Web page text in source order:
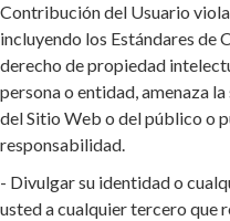
Contribución del Usuario
incluyendo los Estándares de
derecho de propiedad
persona o entidad, amenaza
del Sitio Web o del público o
responsabilidad.
- Divulgar su identidad o
usted a cualquier tercero que